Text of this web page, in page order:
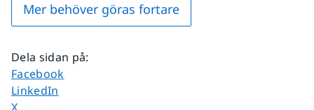
Mer behöver göras fortare
Dela sidan på:
Dela sidan på
Facebook
Dela sidan på
LinkedIn
Dela sidan på